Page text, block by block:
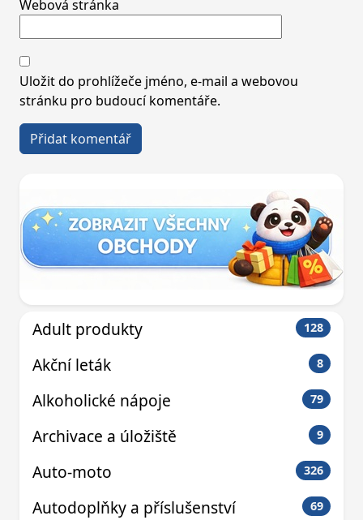
Webová stránka
Uložit do prohlížeče jméno, e-mail a webovou
stránku pro budoucí komentáře.
Adult produkty 128
Akční leták 8
Alkoholické nápoje 79
Archivace a úložiště 9
Auto-moto 326
Autodoplňky a příslušenství 69